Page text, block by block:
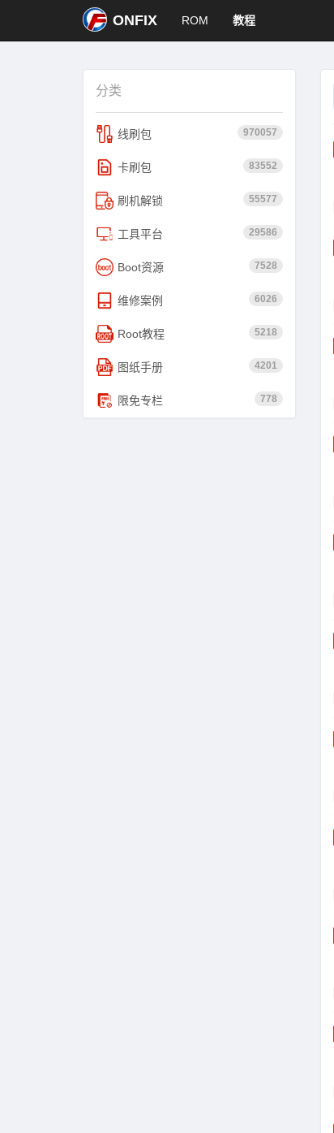
ONFIX ROM 教程
分类
970057
线刷包
83552
卡刷包
55577
刷机解锁
29586
工具平台
7528
Boot资源
6026
维修案例
5218
Root教程
4201
图纸手册
778
限免专栏